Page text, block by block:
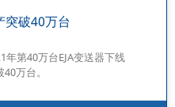
突破40万台
第40万台EJA变送器下线
万台。